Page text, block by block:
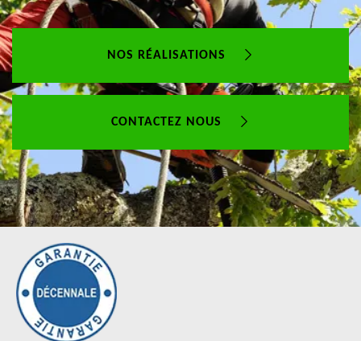
NOS RÉALISATIONS
CONTACTEZ NOUS